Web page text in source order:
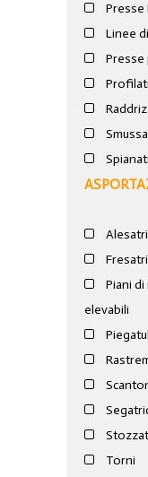
Presse
Linee
Presse
Piani
elevabili
Torni